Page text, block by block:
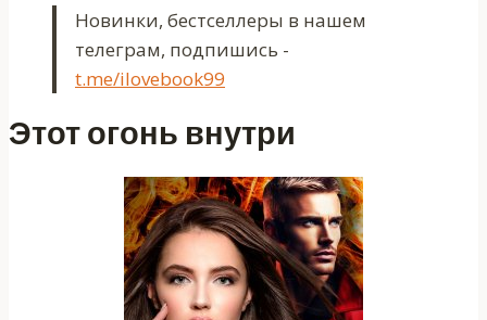
Новинки, бестселлеры в нашем
телеграм, подпишись -
t.me/ilovebook99
Этот огонь внутри